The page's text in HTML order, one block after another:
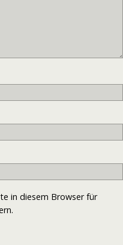
in diesem Browser für